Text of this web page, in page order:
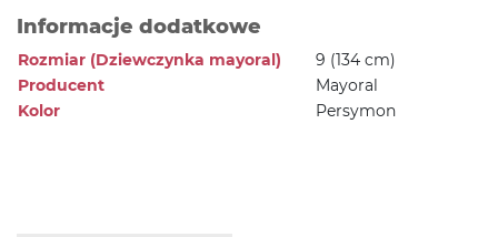
Informacje dodatkowe
Rozmiar (Dziewczynka mayoral)
9 (134 cm)
Producent
Mayoral
Kolor
Persymon